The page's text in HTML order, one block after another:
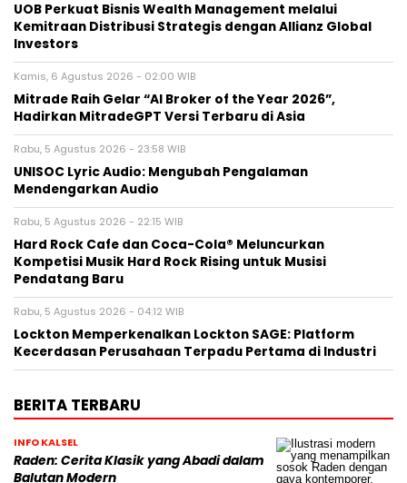
UOB Perkuat Bisnis Wealth Management melalui
Kemitraan Distribusi Strategis dengan Allianz Global
Investors
Kamis, 6 Agustus 2026 - 02:00 WIB
Mitrade Raih Gelar “AI Broker of the Year 2026”,
Hadirkan MitradeGPT Versi Terbaru di Asia
Rabu, 5 Agustus 2026 - 23:58 WIB
UNISOC Lyric Audio: Mengubah Pengalaman
Mendengarkan Audio
Rabu, 5 Agustus 2026 - 22:15 WIB
Hard Rock Cafe dan Coca-Cola® Meluncurkan
Kompetisi Musik Hard Rock Rising untuk Musisi
Pendatang Baru
Rabu, 5 Agustus 2026 - 04:12 WIB
Lockton Memperkenalkan Lockton SAGE: Platform
Kecerdasan Perusahaan Terpadu Pertama di Industri
BERITA TERBARU
INFO KALSEL
Raden: Cerita Klasik yang Abadi dalam
Balutan Modern